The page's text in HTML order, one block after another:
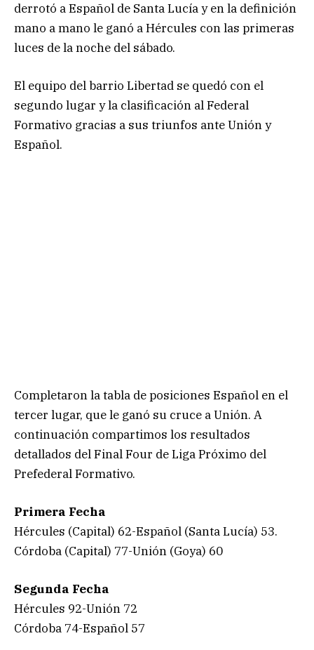
derrotó a Español de Santa Lucía y en la definición
mano a mano le ganó a Hércules con las primeras
luces de la noche del sábado.
El equipo del barrio Libertad se quedó con el
segundo lugar y la clasificación al Federal
Formativo gracias a sus triunfos ante Unión y
Español.
Completaron la tabla de posiciones Español en el
tercer lugar, que le ganó su cruce a Unión. A
continuación compartimos los resultados
detallados del Final Four de Liga Próximo del
Prefederal Formativo.
Primera Fecha
Hércules (Capital) 62-Español (Santa Lucía) 53.
Córdoba (Capital) 77-Unión (Goya) 60
Segunda Fecha
Hércules 92-Unión 72
Córdoba 74-Español 57